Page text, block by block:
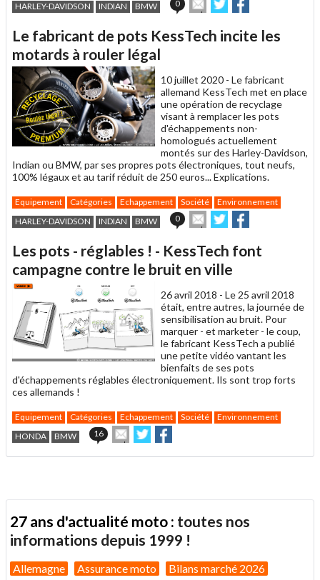
HARLEY-DAVIDSON
INDIAN BMW 0
cet
à
sur sur
Le fabricant de pots KessTech incite les
motards à rouler légal
10 juillet 2020 - Le fabricant
allemand KessTech met en place
une opération de recyclage
visant à remplacer les pots
d'échappements non-
homologués actuellement
montés sur des Harley-Davidson,
Indian ou BMW, par ses propres pots électroniques, tout neufs,
100% légaux et au tarif réduit de 250 euros... Explications.
Equipement Catégories Echappement Société
Environnement
HARLEY-DAVIDSON
INDIAN BMW 0
Envoyer
cet
à
un
ami
Partager
sur sur
Les pots - réglables ! - KessTech font
campagne contre le bruit en ville
26 avril 2018 - Le 25 avril 2018
était, entre autres, la journée de
sensibilisation au bruit. Pour
marquer - et marketer - le coup,
le fabricant KessTech a publié
une petite vidéo vantant les
bienfaits de ses pots
d'échappements réglables électroniquement. Ils sont trop forts
ces allemands !
Equipement Catégories Echappement Société
Environnement
HONDA
BMW 16
Envoyer
cet
article
Partager
sur
Twitter
sur
Facebook
27 ans d'actualité moto : toutes nos
informations depuis 1999 !
Allemagne Assurance moto Bilans marché 2026